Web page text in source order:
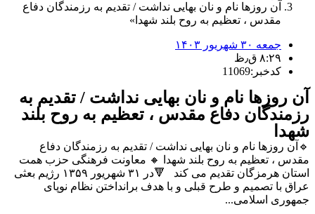
آن روزها نام و نان بهایی نداشت / تقدیم به رزمندگان دفاع
مقدس ، تعظیم به روح بلند شهدا‌
جمعه ۳۰ شهریور ۱۴۰۳
۸:۲۹ ق٫ظ
کدخبر:11069
آن روزها نام و نان بهایی نداشت / تقدیم به
رزمندگان دفاع مقدس ، تعظیم به روح بلند
شهدا‌
🔹آن روزها نام و نان بهایی نداشت / تقدیم به رزمندگان دفاع
مقدس ، تعظیم به روح بلند شهدا‌ 🔸 معاونت فرهنگی حزب همت
استان هرمزگان تقدیم می کند 🔻در ۳۱ شهریور ۱۳۵۹ رژیم بعثی
عراق با تصمیم و طرح قبلی و با هدف برانداختن نظام نوپای
جمهوری اسلامی...